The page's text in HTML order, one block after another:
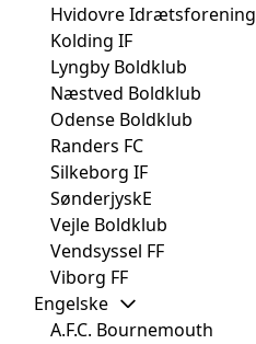
Hvidovre Idrætsforening
Kolding IF
Lyngby Boldklub
Næstved Boldklub
Odense Boldklub
Randers FC
Silkeborg IF
SønderjyskE
Vejle Boldklub
Vendsyssel FF
Viborg FF
Engelske
A.F.C. Bournemouth